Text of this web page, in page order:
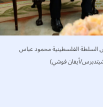
السلطة الفلسطينية محمود عباس